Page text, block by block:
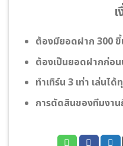
ต้องมียอดฝาก 300 ขึ้
ต้องเป็นยอดฝากก่อน
ทําเทิร์น 3 เท่า เล่นไ
การตัดสินของทีมงา